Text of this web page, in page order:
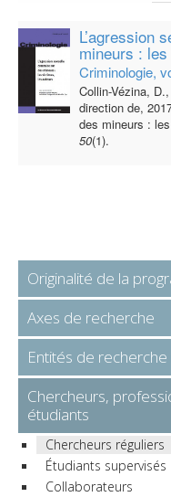
L’agression
mineurs :
Criminologie,
Collin-Vézina, D.,
direction de,
des mineurs :
50(1).
Originalité de la
Axes de recherche
Entités de
Chercheurs,
étudiants
Chercheurs réguliers
Étudiants supervisés
Collaborateurs